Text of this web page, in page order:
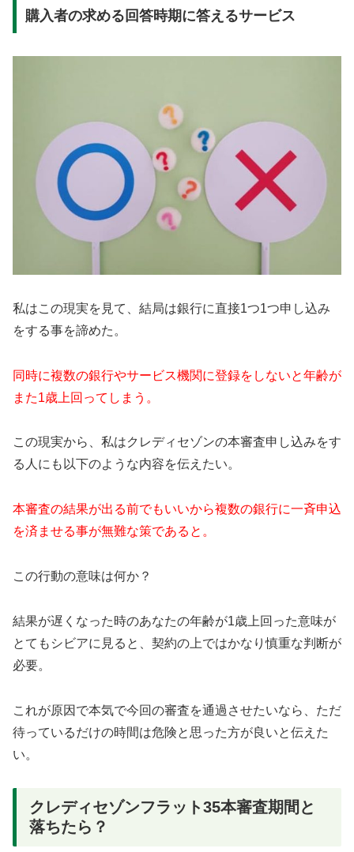
購入者の求める回答時期に答えるサービス
私はこの現実を見て、結局は銀行に直接1つ1つ申し込み
をする事を諦めた。
同時に複数の銀行やサービス機関に登録をしないと年齢が
また1歳上回ってしまう。
この現実から、私はクレディセゾンの本審査申し込みをす
る人にも以下のような内容を伝えたい。
本審査の結果が出る前でもいいから複数の銀行に一斉申込
を済ませる事が無難な策であると。
この行動の意味は何か？
結果が遅くなった時のあなたの年齢が1歳上回った意味が
とてもシビアに見ると、契約の上ではかなり慎重な判断が
必要。
これが原因で本気で今回の審査を通過させたいなら、ただ
待っているだけの時間は危険と思った方が良いと伝えた
い。
クレディセゾンフラット35本審査期間と
落ちたら？